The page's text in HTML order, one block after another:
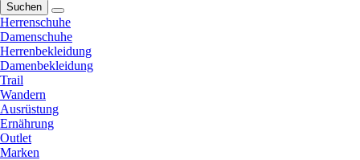
Suchen
Herrenschuhe
Damenschuhe
Herrenbekleidung
Damenbekleidung
Trail
Wandern
Ausrüstung
Ernährung
Outlet
Marken